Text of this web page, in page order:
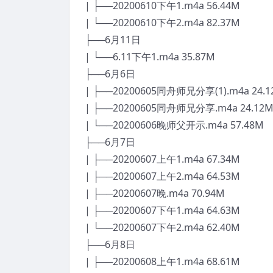
| ├──20200610下午1.m4a 56.44M
| └──20200610下午2.m4a 82.37M
├──6月11日
| └──6.11下午1.m4a 35.87M
├──6月6日
| ├──20200605同舟师兄分享(1).m4a
| ├──20200605同舟师兄分享.m4a 24.12M
| └──20200606晚师父开示.m4a 57.48M
├──6月7日
| ├──20200607上午1.m4a 67.34M
| ├──20200607上午2.m4a 64.53M
| ├──20200607晚.m4a 70.94M
| ├──20200607下午1.m4a 64.63M
| └──20200607下午2.m4a 62.40M
├──6月8日
| ├──20200608上午1.m4a 68.61M